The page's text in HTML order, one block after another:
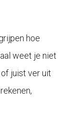
hoe
weet je niet
juist ver uit